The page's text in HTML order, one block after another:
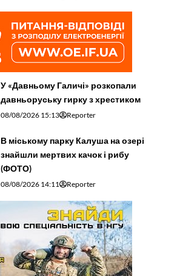
У «Давньому Галичі» розкопали
давньоруську гирку з хрестиком
08/08/2026 15:13 Reporter
В міському парку Калуша на озері
знайшли мертвих качок і рибу
(ФОТО)
08/08/2026 14:11 Reporter